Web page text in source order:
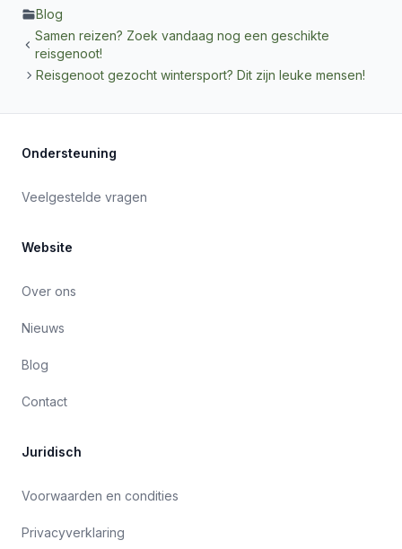
Blog
Samen reizen? Zoek vandaag nog een geschikte
reisgenoot!
Reisgenoot gezocht wintersport? Dit zijn leuke mensen!
Ondersteuning
Veelgestelde vragen
Website
Over ons
Nieuws
Blog
Contact
Juridisch
Voorwaarden en condities
Privacyverklaring